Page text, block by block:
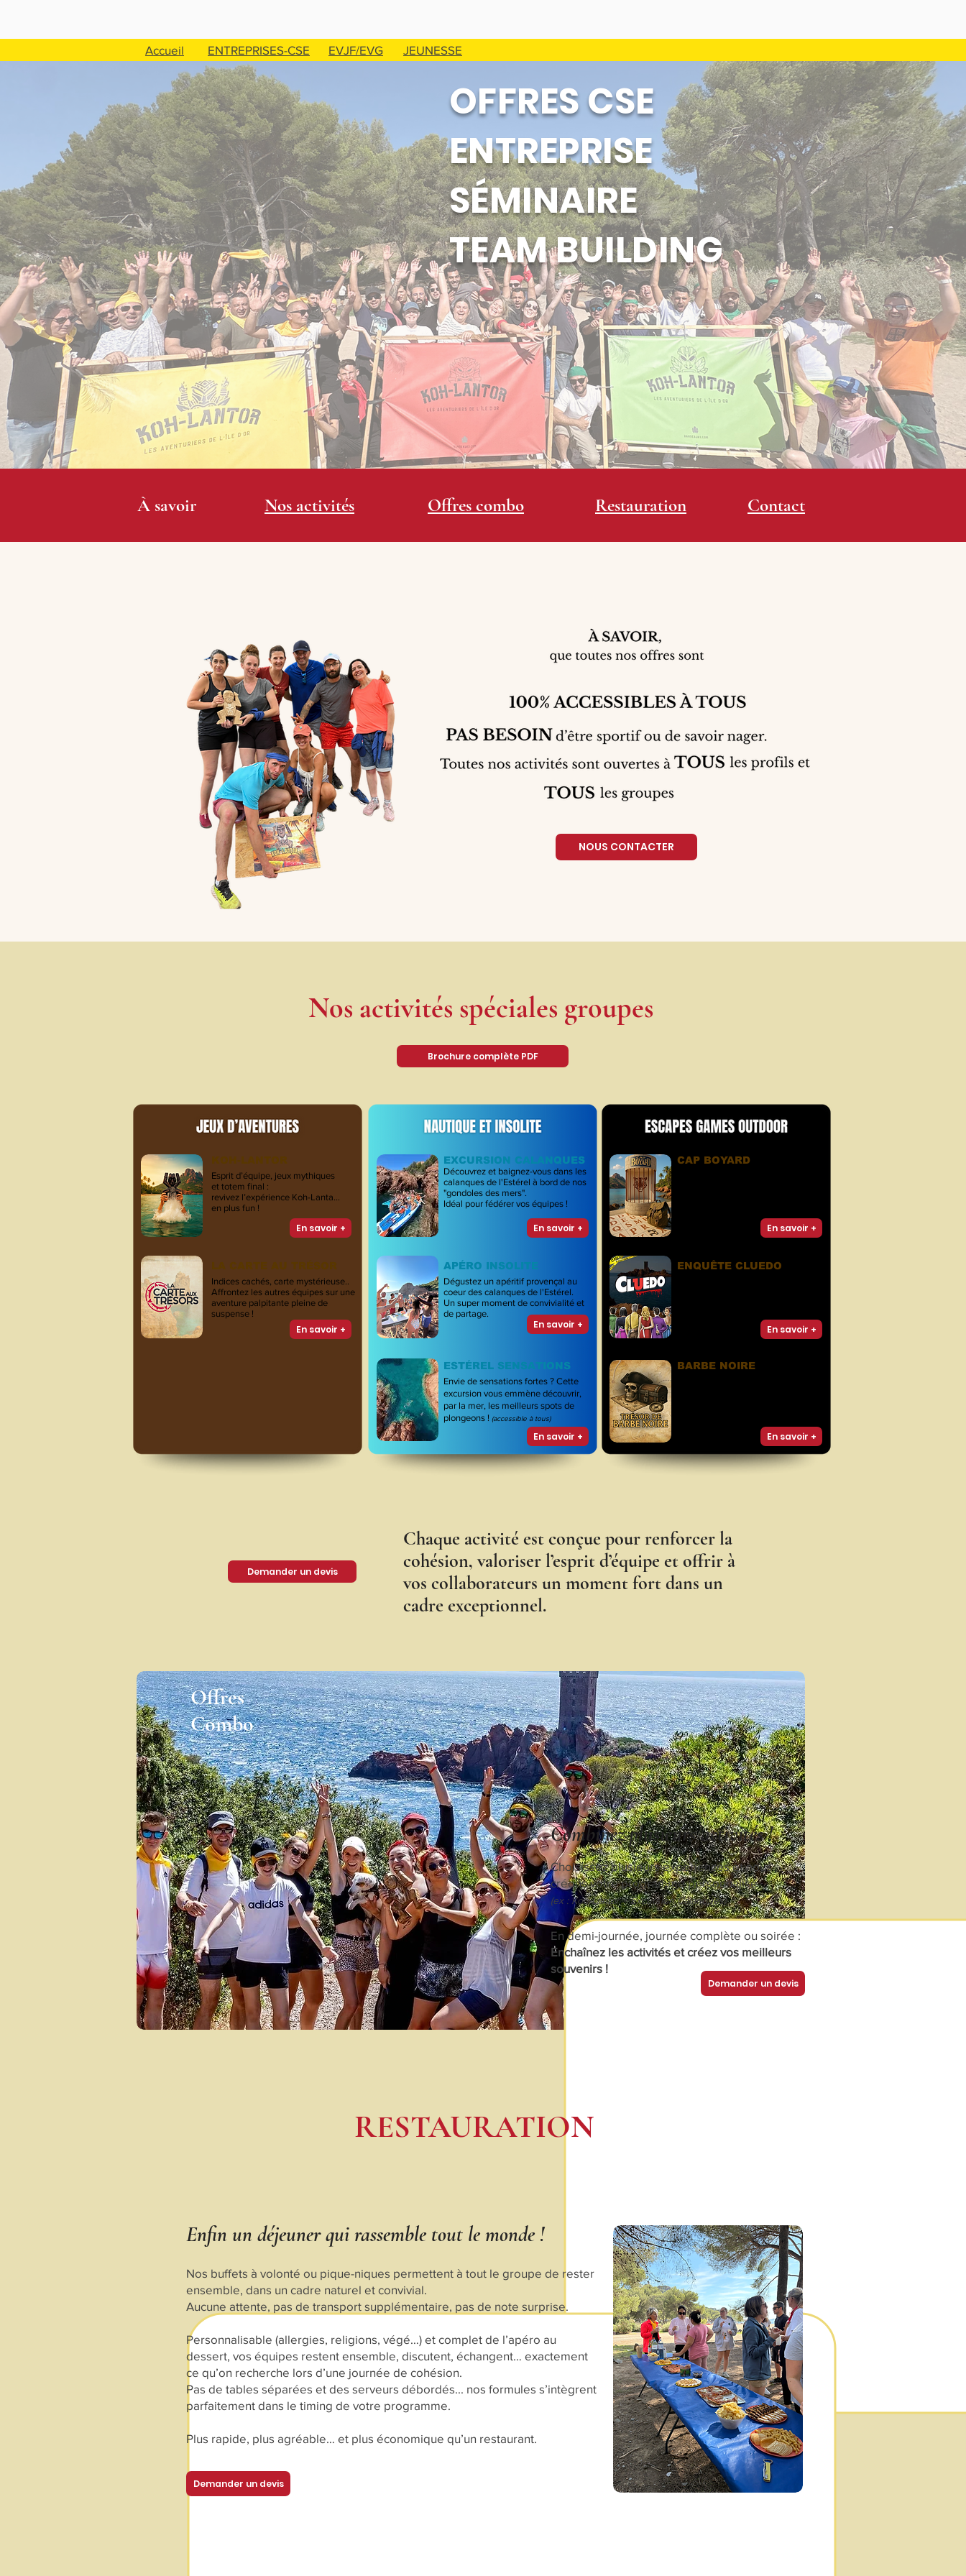
Accueil ENTREPRISES-CSE EVJF/EVG JEUNESSE
OFFRES CSE
ENTREPRISE
SÉMINAIRE
TEAM BUILDING
À savoir Nos activités Offres combo Restauration Contact
NOUS CONTACTER
Nos activités spéciales groupes
Brochure complète PDF
Esprit d’équipe, jeux mythiques
et totem final :
revivez l’expérience Koh-Lanta…
en plus fun !
En savoir +
Indices cachés, carte mystérieuse..
Affrontez les autres équipes sur une
aventure palpitante pleine de
suspense !
En savoir +
EXCURSION CALANQUES
Découvrez et baignez-vous dans les
calanques de l'Estérel à bord de nos
"gondoles des mers".
Idéal pour fédérer vos équipes !
En savoir +
APÉRO INSOLITE
Dégustez un apéritif provençal au
coeur des calanques de l'Estérel.
Un super moment de convivialité et
de partage.
En savoir +
ESTÉREL SENSATIONS
Envie de sensations fortes ? Cette
excursion vous emmène découvrir,
par la mer, les meilleurs spots de
plongeons ! (accessible à tous)
En savoir +
CAP BOYARD
En savoir +
ENQUÊTE CLUEDO
En savoir +
BARBE NOIRE
En savoir +
Demander un devis
Chaque activité est conçue pour renforcer la
cohésion, valoriser l’esprit d’équipe et offrir à
vos collaborateurs un moment fort dans un
cadre exceptionnel.
Offres
Combo
Combinez plusieurs activités !
Choisissez plusieurs expériences et nous
créons votre programme personnalisé
(ex : Koh-Lantor + Excursion Calanques)
En demi-journée, journée complète ou soirée :
Enchaînez les activités et créez vos meilleurs
souvenirs !
Demander un devis
RESTAURATION
Enfin un déjeuner qui rassemble tout le monde !
Nos buffets à volonté ou pique-niques permettent à tout le groupe de rester
ensemble, dans un cadre naturel et convivial.
Aucune attente, pas de transport supplémentaire, pas de note surprise.
Personnalisable (allergies, religions, végé…) et complet de l’apéro au
dessert, vos équipes restent ensemble, discutent, échangent… exactement
ce qu’on recherche lors d’une journée de cohésion.
Pas de tables séparées et des serveurs débordés... nos formules s’intègrent
parfaitement dans le timing de votre programme.
Plus rapide, plus agréable… et plus économique qu’un restaurant.
Demander un devis